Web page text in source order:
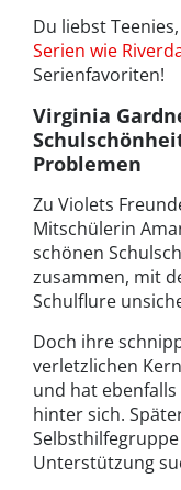
Du liebst
Serien wie
Serienfavoriten!
Virginia
Problemen
Zu Violets
Mitschülerin
schönen
zusammen, mit
Schulflure
Doch ihre
verletzlichen
und hat
hinter sich.
Unterstützung